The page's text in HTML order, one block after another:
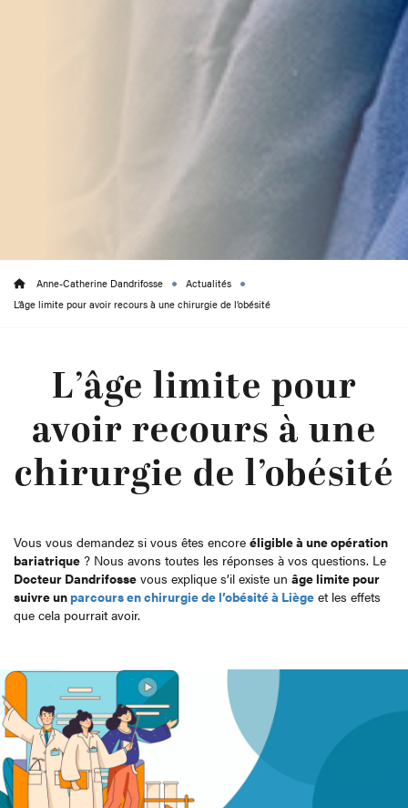
Anne-Catherine Dandrifosse
Actualités
L’âge limite pour avoir recours à une chirurgie de l’obésité
L’âge limite pour
avoir recours à une
chirurgie de l’obésité
Vous vous demandez si vous êtes encore éligible à une opération
bariatrique ? Nous avons toutes les réponses à vos questions. Le
Docteur Dandrifosse vous explique s’il existe un âge limite pour
suivre unparcours en chirurgie de l’obésité à Liège et les effets
que cela pourrait avoir.